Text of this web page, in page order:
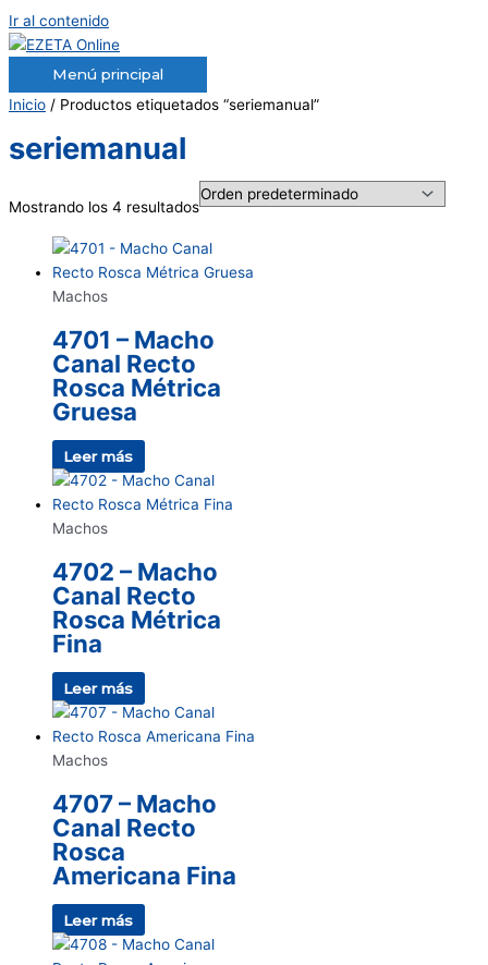
Ir al contenido
Menú principal
Inicio / Productos etiquetados “seriemanual”
seriemanual
Mostrando los 4 resultados
Machos
4701 – Macho
Canal Recto
Rosca Métrica
Gruesa
Leer más
Machos
4702 – Macho
Canal Recto
Rosca Métrica
Fina
Leer más
Machos
4707 – Macho
Canal Recto
Rosca
Americana Fina
Leer más